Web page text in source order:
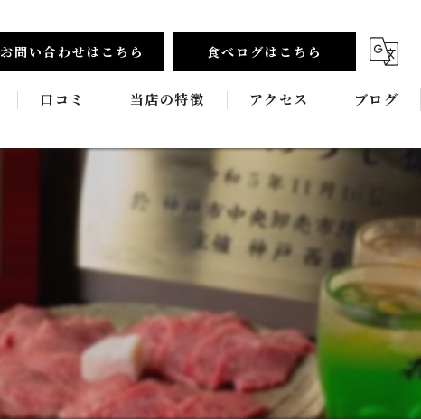
お問い合わせはこちら 食べログはこちら
口コミ 当店の特徴
和牛
飲み放題
アクセス ブログ
コラム